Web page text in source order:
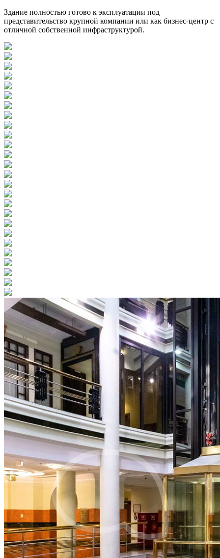
Здание полностью готово к эксплуатации под
представительство крупной компании или как бизнес-центр с
отличной собственной инфраструктурой.